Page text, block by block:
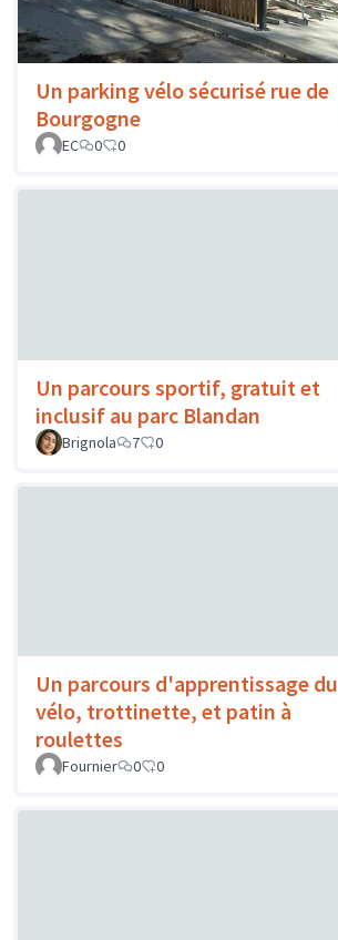
Un parking vélo sécurisé rue de
Bourgogne
EC
0 0
Un parcours sportif, gratuit et
inclusif au parc Blandan
Brignola
7 0
Un parcours d'apprentissage du
vélo, trottinette, et patin à
roulettes
Fournier 0 0